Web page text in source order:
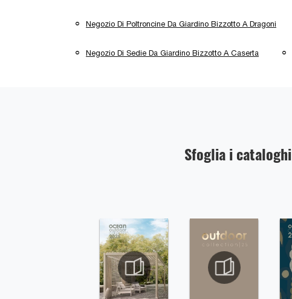
Negozio Di Poltroncine Da Giardino Bizzotto A Dragoni
Negozio Di Sedie Da Giardino Bizzotto A Caserta
Sfoglia i cataloghi